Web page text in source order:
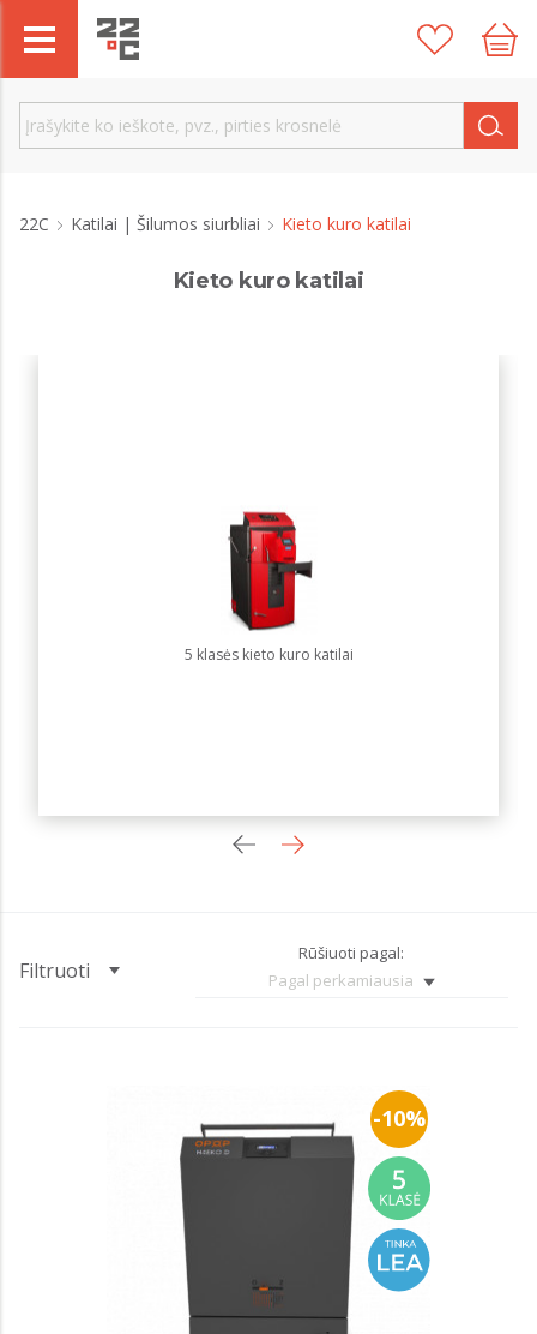
22C Katilai | Šilumos siurbliai Kieto kuro katilai
Kieto kuro katilai
5 klasės kieto kuro katilai
Filtruoti
Rūšiuoti pagal:
Pagal perkamiausia
-10%